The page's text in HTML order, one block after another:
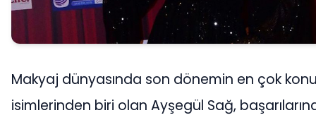
Makyaj dünyasında son dönemin en çok
isimlerinden biri olan Ayşegül Sağ,